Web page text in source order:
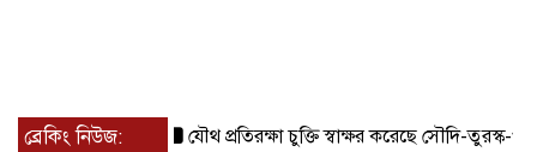
ব্রেকিং নিউজ: যৌথ প্রতিরক্ষা চুক্তি স্বাক্ষর করেছে সৌদি-তুরস্ক-পাকিস্তান